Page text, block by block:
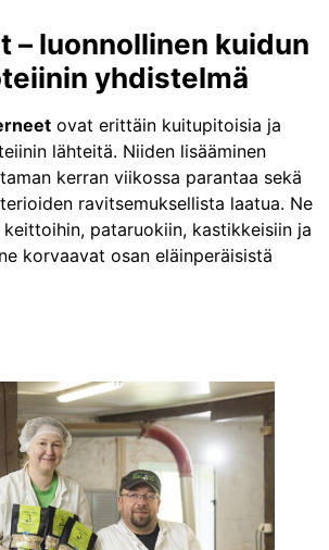
– luonnollinen kuidun
yhdistelmä
ovat erittäin kuitupitoisia ja
lähteitä. Niiden lisääminen
kerran viikossa parantaa sekä
ravitsemuksellista laatua. Ne
pataruokiin, kastikkeisiin ja
korvaavat osan eläinperäisistä